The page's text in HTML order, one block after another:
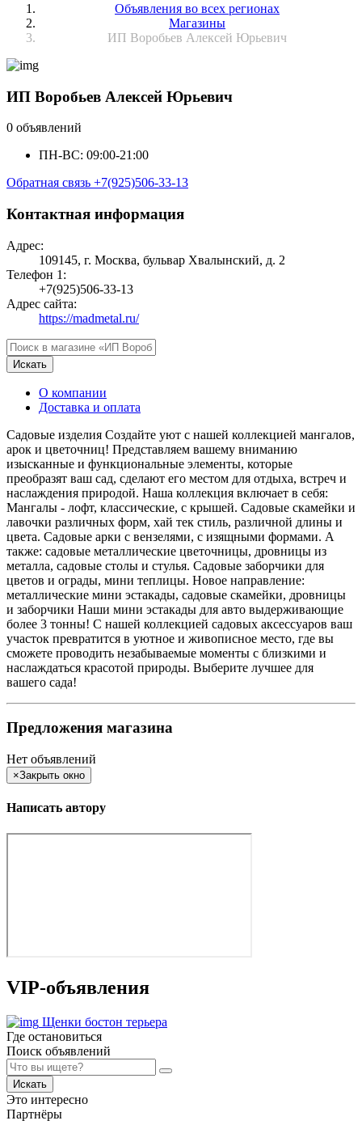
Объявления во всех регионах
Магазины
ИП Воробьев Алексей Юрьевич⁠
ИП Воробьев Алексей Юрьевич⁠
0 объявлений
ПН-ВС: 09:00-21:00
Обратная связь +7(925)506-33-13
Контактная информация
Адрес:
109145, г. Москва, бульвар Хвалынский, д. 2
Телефон 1:
+7(925)506-33-13
Адрес сайта:
https://madmetal.ru/
Искать
О компании
Доставка и оплата
Садовые изделия Создайте уют c нашей коллекцией мангалов,
арок и цветочниц! Представляем вашему вниманию
изысканные и функциональные элементы, которые
преобразят ваш сад, сделают его местом для отдыха, встреч и
наслаждения природой. Наша коллекция включает в себя:
Мангалы - лофт, классические, с крышей. Садовые скамейки и
лавочки различных форм, хай тек стиль, различной длины и
цвета. Садовые арки с вензелями, с изящными формами. А
также: садовые металлические цветочницы, дровницы из
металла, садовые столы и стулья. Садовые заборчики для
цветов и ограды, мини теплицы. Новое направление:
металлические мини эстакады, садовые скамейки, дровницы
и заборчики Наши мини эстакады для авто выдерживающие
более 3 тонны! С нашей коллекцией садовых аксессуаров ваш
участок превратится в уютное и живописное место, где вы
сможете проводить незабываемые моменты с близкими и
наслаждаться красотой природы. Выберите лучшее для
вашего сада!
Предложения магазина
Нет объявлений
×Закрыть окно
Написать автору
VIP-объявления
Щенки бостон терьера
Где остановиться
Поиск объявлений
Искать
Это интересно
Партнёры